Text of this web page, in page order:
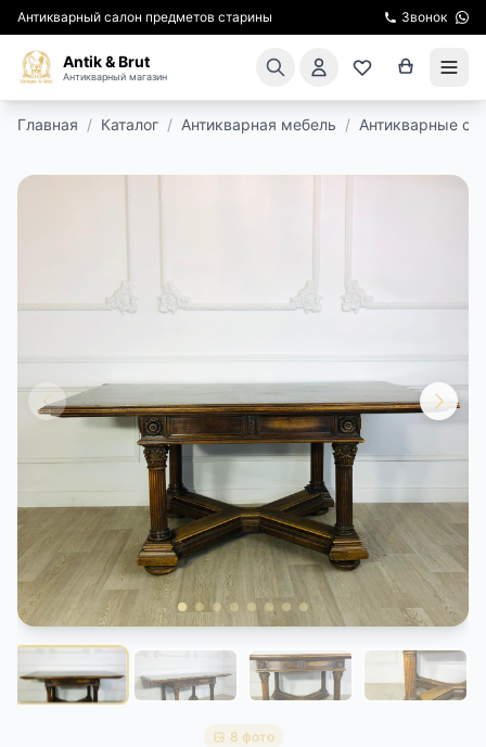
Антикварный салон предметов старины Звонок
Antik & Brut
Антикварный магазин
КИНОСЪЕМКА
РЕСТАВРАЦИЯ
КУРСЫ ПО РЕСТАВРАЦИИ
КОНТАКТЫ
ДОСТАВКА И ОПЛАТА
Главная / Каталог / Антикварная мебель / Антикварные
8 фото